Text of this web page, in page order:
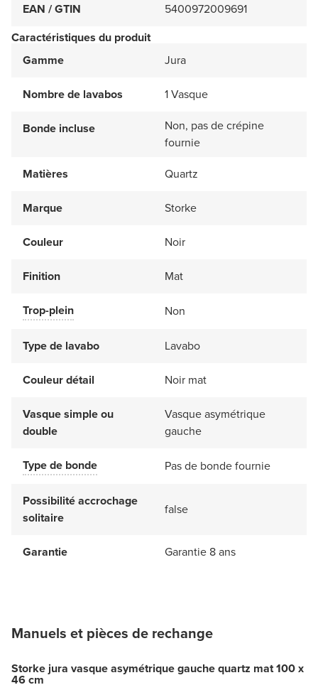
EAN / GTIN
5400972009691
Caractéristiques du produit
Gamme
Jura
Nombre de lavabos 1 Vasque
Bonde incluse
Non, pas de crépine
fournie
Matières
Quartz
Marque Storke
Couleur Noir
Finition Mat
Trop-plein Non
Type de lavabo Lavabo
Couleur détail Noir mat
Vasque simple ou
double
Vasque asymétrique
gauche
Type de bonde Pas de bonde fournie
Possibilité accrochage
solitaire
false
Garantie Garantie 8 ans
Manuels et pièces de rechange
Storke jura vasque asymétrique gauche quartz mat 100 x
46 cm